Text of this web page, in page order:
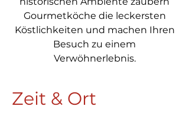
Gourmetköche die leckersten
Köstlichkeiten und machen Ihren
Besuch zu einem
Verwöhnerlebnis.
Zeit & Ort